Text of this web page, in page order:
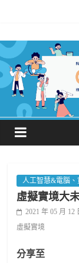
人工智慧&電腦、
虛擬實境大
2021 年 05 月 12
虛擬實境
分享至